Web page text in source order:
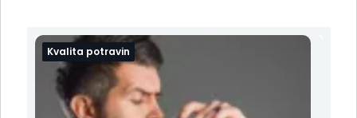
Kvalita potravin